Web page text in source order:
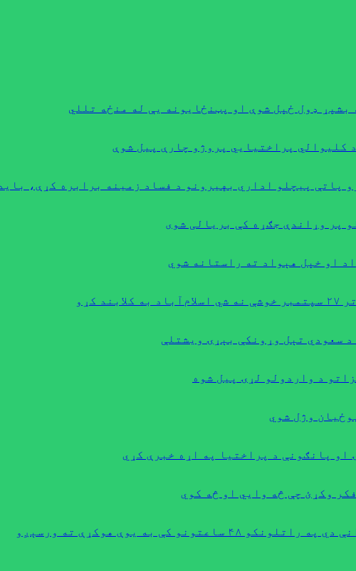
ډول ځپل شوې او پټنځایونه یې له منځه تللي
پاتې پيچلو اداري بهیرونو د فساد زمینه برابره کړې،
پر وړاندې جګړه کې بریالی شوی
سعودي تېل وړونکې بېړۍ ویشتلې
د واردولو لړۍ پیل شوه
او پانګونې د پراختیا په اړه خبرې کړي
وکړئ چې څه وایي او څه کوي
کې به یوې هوکړې ته ورسېږو